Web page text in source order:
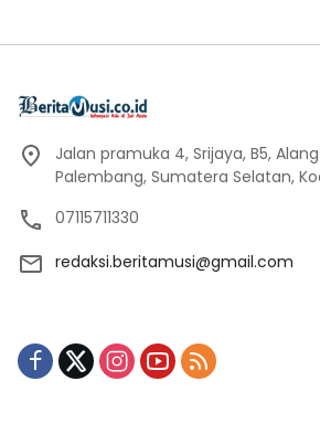
Jalan pramuka 4, Srijaya, B5,
Palembang, Sumatera Selatan,
07115711330
redaksi.beritamusi@gmail.com